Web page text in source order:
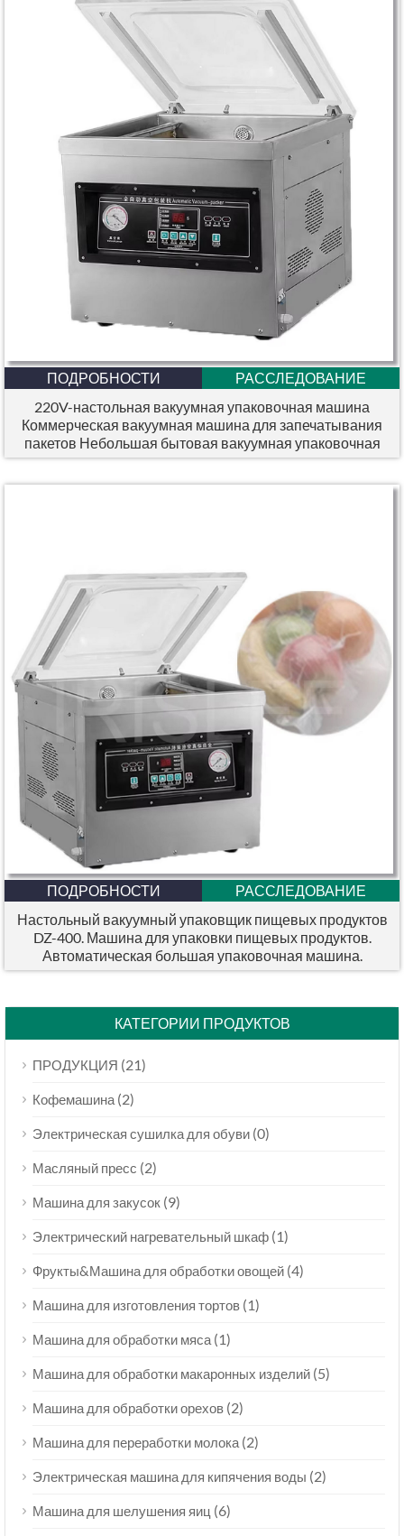
ПОДРОБНОСТИ
РАССЛЕДОВАНИЕ
220V-настольная вакуумная упаковочная машина
Коммерческая вакуумная машина для запечатывания
пакетов Небольшая бытовая вакуумная упаковочная
машина
ПОДРОБНОСТИ
РАССЛЕДОВАНИЕ
Настольный вакуумный упаковщик пищевых продуктов
DZ-400. Машина для упаковки пищевых продуктов.
Автоматическая большая упаковочная машина.
КАТЕГОРИИ ПРОДУКТОВ
ПРОДУКЦИЯ (21)
Кофемашина (2)
Электрическая сушилка для обуви (0)
Масляный пресс (2)
Машина для закусок (9)
Электрический нагревательный шкаф (1)
Фрукты&Машина для обработки овощей (4)
Машина для изготовления тортов (1)
Машина для обработки мяса (1)
Машина для обработки макаронных изделий (5)
Машина для обработки орехов (2)
Машина для переработки молока (2)
Электрическая машина для кипячения воды (2)
Машина для шелушения яиц (6)